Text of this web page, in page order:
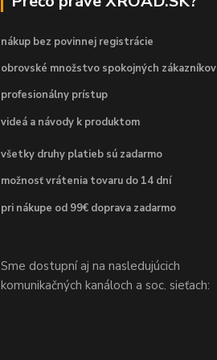
nákup bez povinnej registrácie
obrovské množstvo spokojných zákazníkov
profesionálny prístup
videá a návody k produktom
všetky druhy platieb sú zadarmo
možnosť vrátenia tovaru do 14 dní
pri nákupe od 99€ doprava zadarmo
Sme dostupní aj na nasledujúcich
komunikačných kanáloch a soc. sieťach: